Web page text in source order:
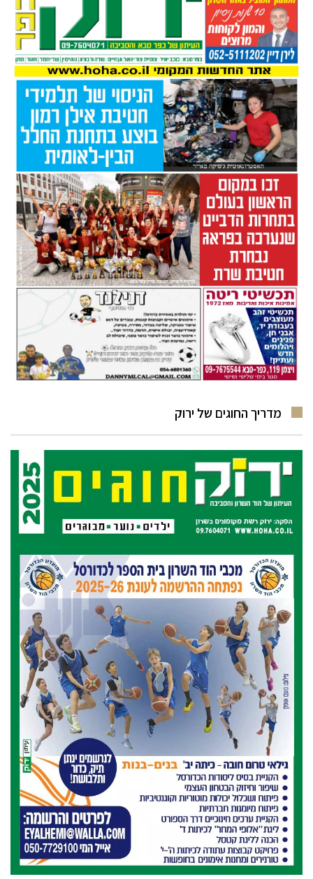
מדריך החוגים של ירוק